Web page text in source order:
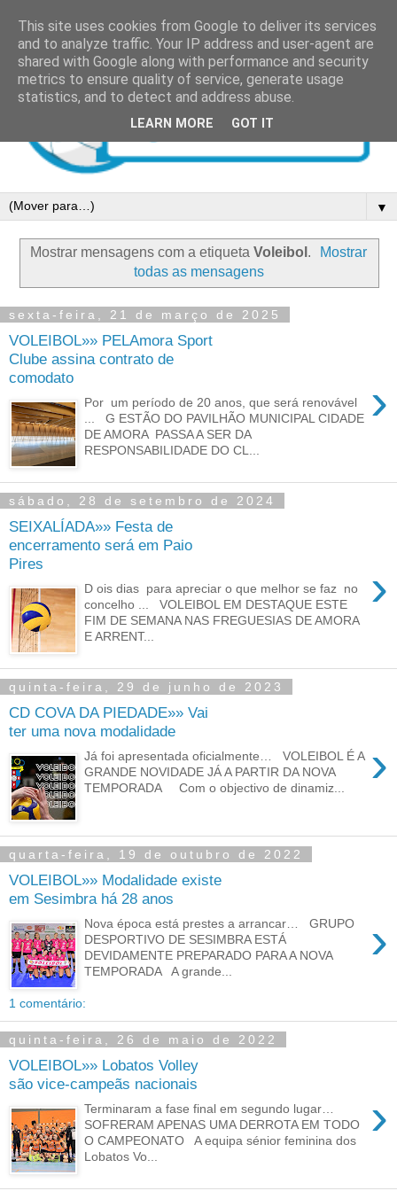
▼
Mostrar mensagens com a etiqueta Voleibol .
Mostrar
todas as mensagens
sexta-feira, 21 de março de 2025
VOLEIBOL»» PELAmora Sport
Clube assina contrato de
comodato
›
Por um período de 20 anos, que será renovável
... G ESTÃO DO PAVILHÃO MUNICIPAL CIDADE
DE AMORA PASSA A SER DA
RESPONSABILIDADE DO CL...
sábado, 28 de setembro de 2024
SEIXALÍADA»» Festa de
encerramento será em Paio
Pires
›
D ois dias para apreciar o que melhor se faz no
concelho ... VOLEIBOL EM DESTAQUE ESTE
FIM DE SEMANA NAS FREGUESIAS DE AMORA
E ARRENT...
quinta-feira, 29 de junho de 2023
CD COVA DA PIEDADE»» Vai
ter uma nova modalidade
›
Já foi apresentada oficialmente… VOLEIBOL É A
GRANDE NOVIDADE JÁ A PARTIR DA NOVA
TEMPORADA Com o objectivo de dinamiz...
quarta-feira, 19 de outubro de 2022
VOLEIBOL»» Modalidade existe
em Sesimbra há 28 anos
›
Nova época está prestes a arrancar… GRUPO
DESPORTIVO DE SESIMBRA ESTÁ
DEVIDAMENTE PREPARADO PARA A NOVA
TEMPORADA A grande...
1 comentário:
quinta-feira, 26 de maio de 2022
VOLEIBOL»» Lobatos Volley
são vice-campeãs nacionais
›
Terminaram a fase final em segundo lugar…
SOFRERAM APENAS UMA DERROTA EM TODO
O CAMPEONATO A equipa sénior feminina dos
Lobatos Vo...
This site uses cookies from Google to deliver its services
and to analyze traffic. Your IP address and user-agent are
shared with Google along with performance and security
metrics to ensure quality of service, generate usage
statistics, and to detect and address abuse.
LEARN MORE GOT IT